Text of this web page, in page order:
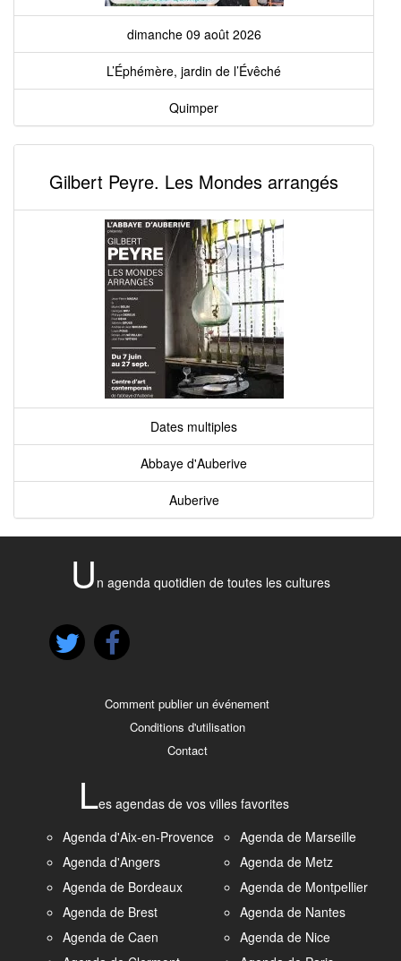
dimanche 09 août 2026
L’Éphémère, jardin de l’Évêché
Quimper
Gilbert Peyre. Les Mondes arrangés
Dates multiples
Abbaye d'Auberive
Auberive
U n agenda quotidien de toutes les cultures
Comment publier un événement
Conditions d'utilisation
Contact
Les agendas de vos villes favorites
Agenda d'Aix-en-Provence
Agenda d'Angers
Agenda de Bordeaux
Agenda de Brest
Agenda de Caen
Agenda de Marseille
Agenda de Metz
Agenda de Montpellier
Agenda de Nantes
Agenda de Nice